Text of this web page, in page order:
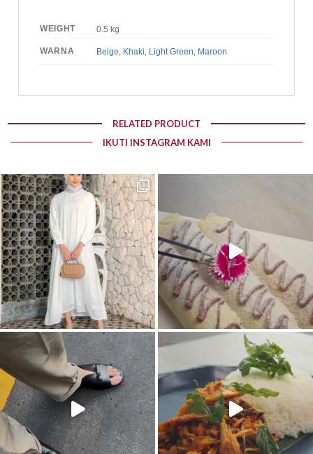
WEIGHT 0.5 kg
WARNA Beige Khaki Light Green Maroon
RELATED PRODUCT
IKUTI INSTAGRAM KAMI